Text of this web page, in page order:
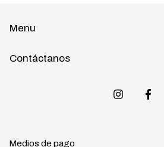
Menu
Contáctanos
Medios de pago